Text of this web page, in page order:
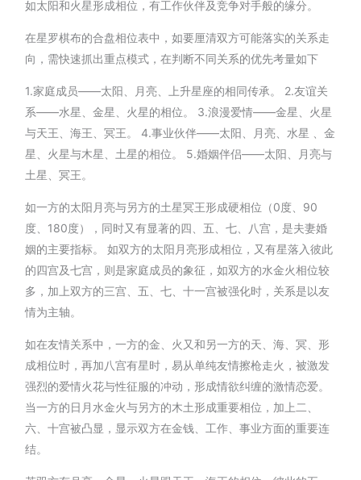
如太阳和火星形成相位，有工作伙伴及竞争对手般的缘分。
在星罗棋布的合盘相位表中，如要厘清双方可能落实的关系走
向，需快速抓出重点模式，在判断不同关系的优先考量如下
1.家庭成员——太阳、月亮、上升星座的相同传承。 2.友谊关
系——水星、金星、火星的相位。 3.浪漫爱情——金星、火星
与天王、海王、冥王。 4.事业伙伴——太阳、月亮、水星 、金
星、火星与木星、土星的相位。 5.婚姻伴侣——太阳、月亮与
土星、冥王。
如一方的太阳月亮与另方的土星冥王形成硬相位（0度、90
度、180度），同时又有显著的四、五、七、八宫，是夫妻婚
姻的主要指标。 如双方的太阳月亮形成相位，又有星落入彼此
的四宫及七宫，则是家庭成员的象征，如双方的水金火相位较
多，加上双方的三宫、五、七、十一宫被强化时，关系是以友
情为主轴。
如在友情关系中，一方的金、火又和另一方的天、海、冥、形
成相位时，再加八宫有星时，易从单纯友情擦枪走火，被激发
强烈的爱情火花与性征服的冲动，形成情欲纠缠的激情恋爱。
当一方的日月水金火与另方的木土形成重要相位，加上二、
六、十宫被凸显，显示双方在金钱、工作、事业方面的重要连
结。